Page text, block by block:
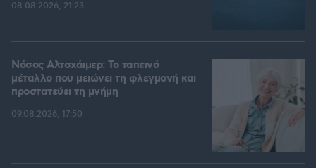
08.08.2026, 21:23
Νόσος Αλτσχάιμερ: Το ταπεινό
μέταλλο που μειώνει τη φλεγμονή και
προστατεύει τη μνήμη
09.08.2026, 17:50